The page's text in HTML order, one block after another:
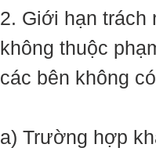
2. Giới hạn trách
không thuộc
các bên không
a) Trường hợp